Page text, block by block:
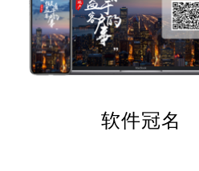
软件冠名